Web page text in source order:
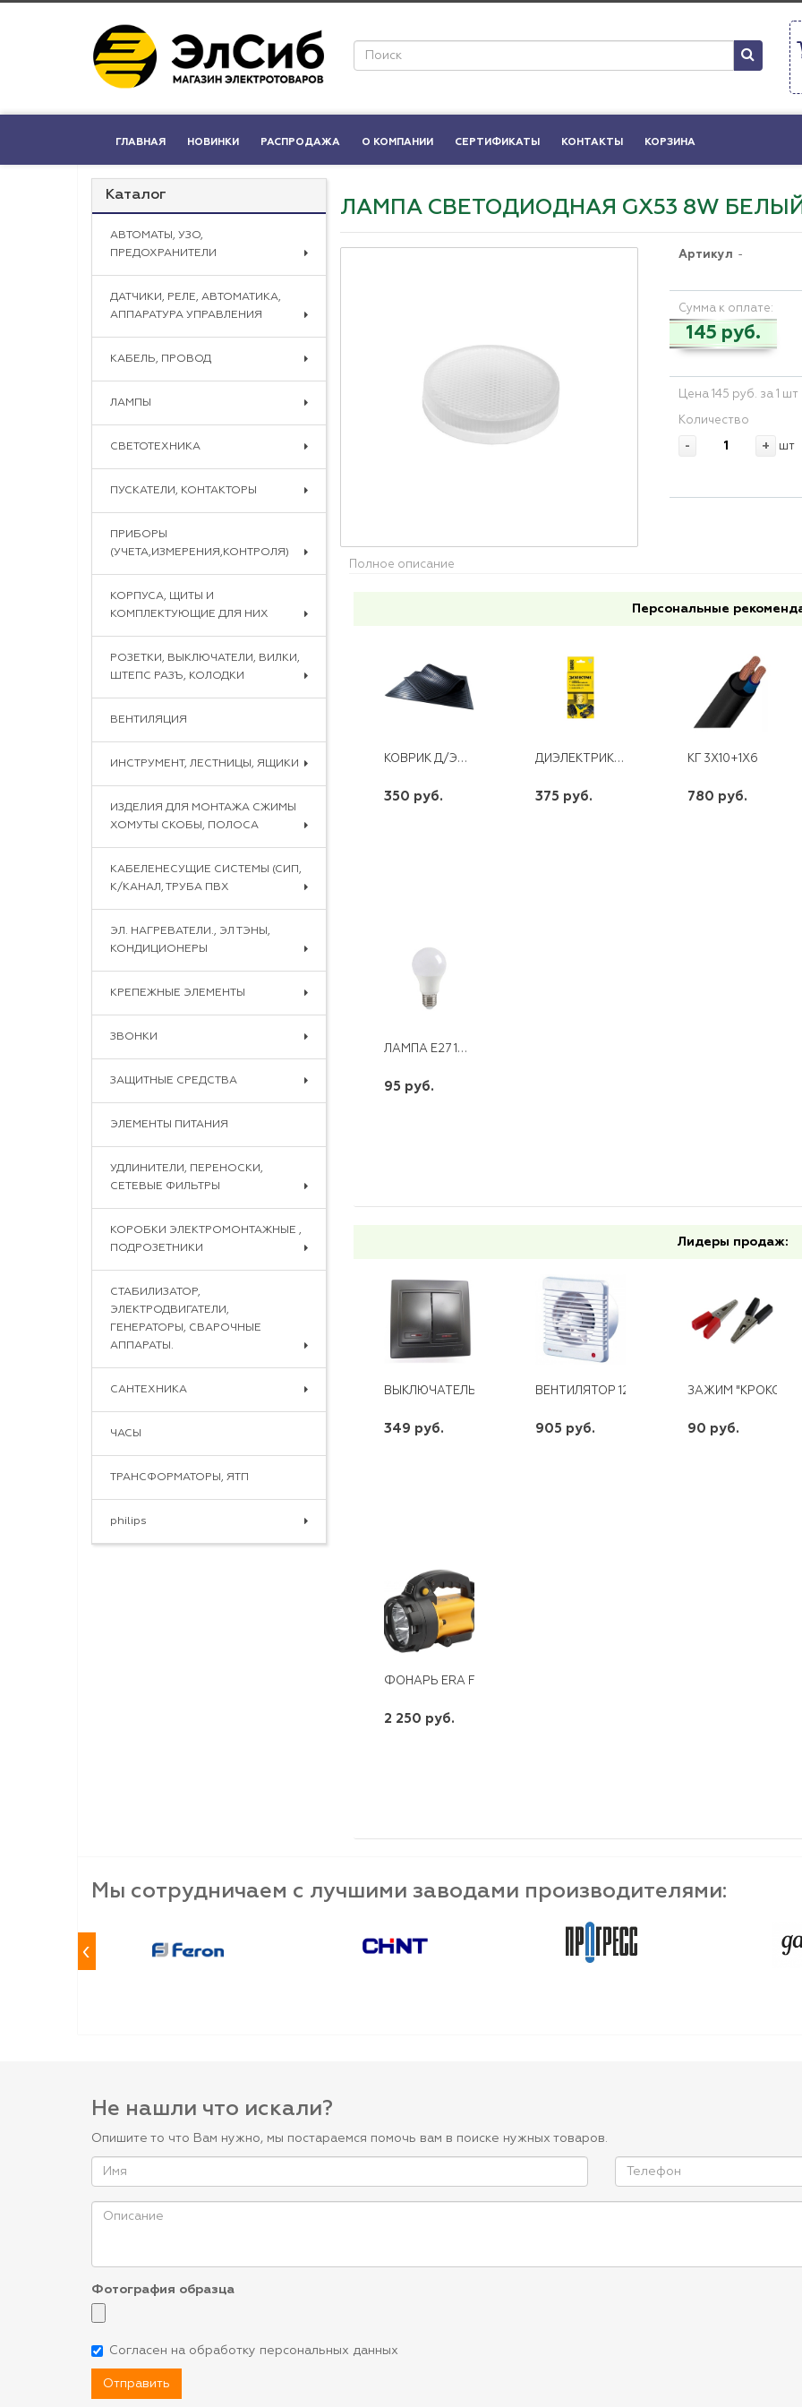
ГЛАВНАЯ НОВИНКИ РАСПРОДАЖА О КОМПАНИИ СЕРТИФИКАТЫ КОНТАКТЫ КОРЗИНА
Каталог
АВТОМАТЫ, УЗО,
ПРЕДОХРАНИТЕЛИ
ДАТЧИКИ, РЕЛЕ, АВТОМАТИКА,
АППАРАТУРА УПРАВЛЕНИЯ
КАБЕЛЬ, ПРОВОД
ЛАМПЫ
СВЕТОТЕХНИКА
ПУСКАТЕЛИ, КОНТАКТОРЫ
ПРИБОРЫ
(УЧЕТА,ИЗМЕРЕНИЯ,КОНТРОЛЯ)
КОРПУСА, ЩИТЫ И
КОМПЛЕКТУЮЩИЕ ДЛЯ НИХ
РОЗЕТКИ, ВЫКЛЮЧАТЕЛИ, ВИЛКИ,
ШТЕПС РАЗЪ, КОЛОДКИ
ВЕНТИЛЯЦИЯ
ИНСТРУМЕНТ, ЛЕСТНИЦЫ, ЯЩИКИ
ИЗДЕЛИЯ ДЛЯ МОНТАЖА СЖИМЫ
ХОМУТЫ СКОБЫ, ПОЛОСА
КАБЕЛЕНЕСУЩИЕ СИСТЕМЫ (СИП,
К/КАНАЛ, ТРУБА ПВХ
ЭЛ. НАГРЕВАТЕЛИ., ЭЛ ТЭНЫ,
КОНДИЦИОНЕРЫ
КРЕПЕЖНЫЕ ЭЛЕМЕНТЫ
ЗВОНКИ
ЗАЩИТНЫЕ СРЕДСТВА
ЭЛЕМЕНТЫ ПИТАНИЯ
УДЛИНИТЕЛИ, ПЕРЕНОСКИ,
СЕТЕВЫЕ ФИЛЬТРЫ
КОРОБКИ ЭЛЕКТРОМОНТАЖНЫЕ ,
ПОДРОЗЕТНИКИ
СТАБИЛИЗАТОР,
ЭЛЕКТРОДВИГАТЕЛИ,
ГЕНЕРАТОРЫ, СВАРОЧНЫЕ
АППАРАТЫ.
САНТЕХНИКА
ЧАСЫ
ТРАНСФОРМАТОРЫ, ЯТП
philips
ЛАМПА СВЕТОДИОДНАЯ GX53 8W
Артикул -
Сумма к оплате:
145 руб.
Цена 145 руб. за 1 шт
Количество
- + шт
Полное описание
Персональные
КОВРИК Д/Э500Х500*
350 руб.
ДИЭЛЕКТРИК ДЛЯ ЗАЩИТЫ ЭЛЕКТРООБОРУДОВАНИЯ NANOPROTECH NPSI0003
375 руб.
КГ 3Х10+1Х6
780 руб.
ЛАМПА E27 13W 230V LED 4000K А60 ПРОГРЕСС
95 руб.
Лидеры продаж:
ВЫКЛЮЧАТЕЛЬ MIRA 2КЛ. С ПОДСВЕТКОЙ ЧЕРНЫЙ БАРХАТ
349 руб.
ВЕНТИЛЯТОР 125 М
905 руб.
ЗАЖИМ
90 руб.
ФОНАРЬ ERA FA6W АККУМ. 4В 4,5АЧ3*1ВТ LED SMD СИГНАЛ.СВ. ЗУ
2 250 руб.
Мы сотрудничаем с лучшими заводами производителями:
‹
Не нашли что искали?
Опишите то что Вам нужно, мы постараемся помочь вам в поиске нужных товаров.
Фотография образца
Согласен на обработку персональных данных
Отправить